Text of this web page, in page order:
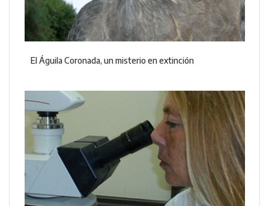
El Águila Coronada, un misterio en extinción